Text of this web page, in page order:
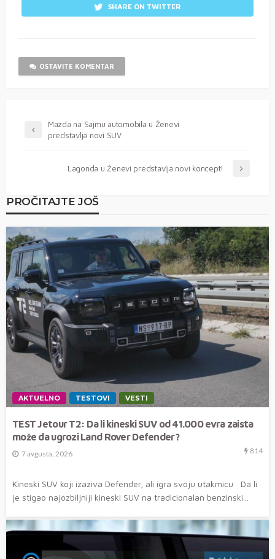
SHARE ON TWITTER
OSTAVITE KOMENTAR
Mazda na Sajmu automobila u Ženevi
predstavlja novi SUV
Lagonda u Ženevi predstavlja novi koncept!
PROČITAJTE JOŠ
AKTUELNO TESTOVI VESTI
TEST Jetour T2: Da li kineski SUV od 41.000 evra zaista
može da ugrozi Land Rover Defender?
7 avgusta, 2026 814
Kineski SUV koji izaziva Defender, ali igra svoju utakmicu Da li
je stigao najozbiljniji kineski SUV na tradicionalan benzinski...